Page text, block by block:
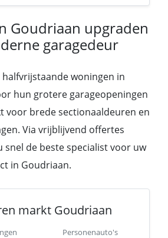
Goudriaan upgraden
garagedeur
woningen in
hun grotere garageopeningen
voor brede sectionaaldeuren en
Via vrijblijvend offertes
snel de beste specialist voor uw
in Goudriaan.
markt Goudriaan
Personenauto's